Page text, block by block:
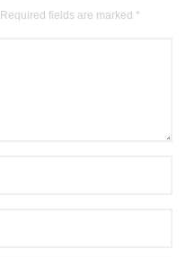
Required fields are marked *